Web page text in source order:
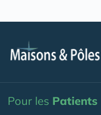
Pour les Patients